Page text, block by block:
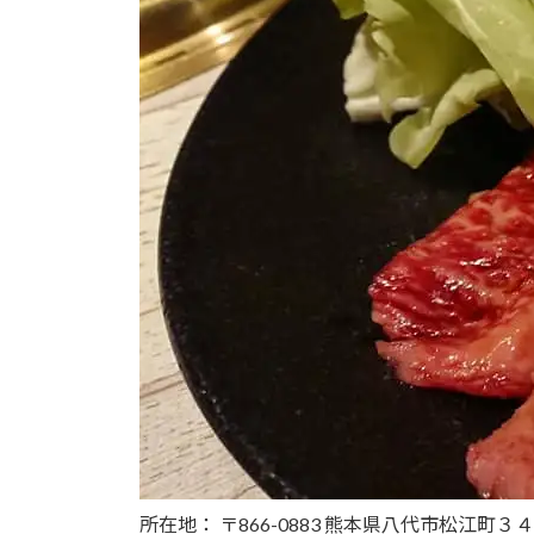
所在地： 〒866-0883 熊本県八代市松江町３